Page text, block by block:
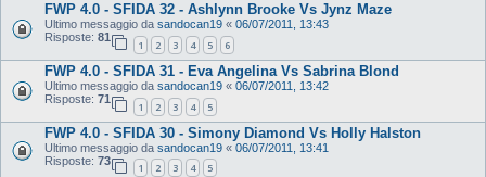
FWP 4.0 - SFIDA 32 - Ashlynn Brooke Vs Jynz Maze
Ultimo messaggio da sandocan19 « 06/07/2011, 13:43
Risposte: 81
1 2 3 4 5 6
FWP 4.0 - SFIDA 31 - Eva Angelina Vs Sabrina Blond
Ultimo messaggio da sandocan19 « 06/07/2011, 13:42
Risposte: 71
1 2 3 4 5
FWP 4.0 - SFIDA 30 - Simony Diamond Vs Holly Halston
Ultimo messaggio da sandocan19 « 06/07/2011, 13:41
Risposte: 73
1 2 3 4 5